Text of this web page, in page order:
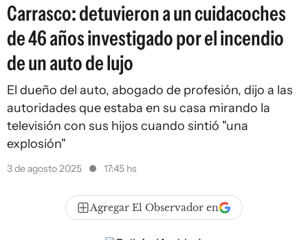
Carrasco: detuvieron a un cuidacoches
de 46 años investigado por el incendio
de un auto de lujo
El dueño del auto, abogado de profesión, dijo a las
autoridades que estaba en su casa mirando la
televisión con sus hijos cuando sintió "una
explosión"
3 de agosto 2025 17:45 hs
Agregar El Observador en